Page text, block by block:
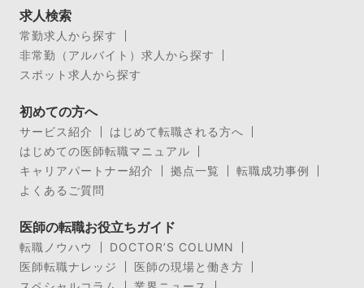
求人検索
常勤求人から探す
非常勤（アルバイト）求人から探す
スポット求人から探す
初めての方へ
サービス紹介
はじめて転職される方へ
はじめての医師転職マニュアル
キャリアパートナー紹介
拠点一覧
転職成功事例
よくあるご質問
医師の転職お役立ちガイド
転職ノウハウ
DOCTOR’S COLUMN
医師転職ナレッジ
医師の現場と働き方